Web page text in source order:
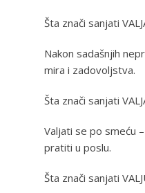
Šta znači sanjati
Nakon sadašnjih
mira i zadovoljstva.
Šta znači sanjati
Valjati se po smeću
pratiti u poslu.
Šta znači sanjati